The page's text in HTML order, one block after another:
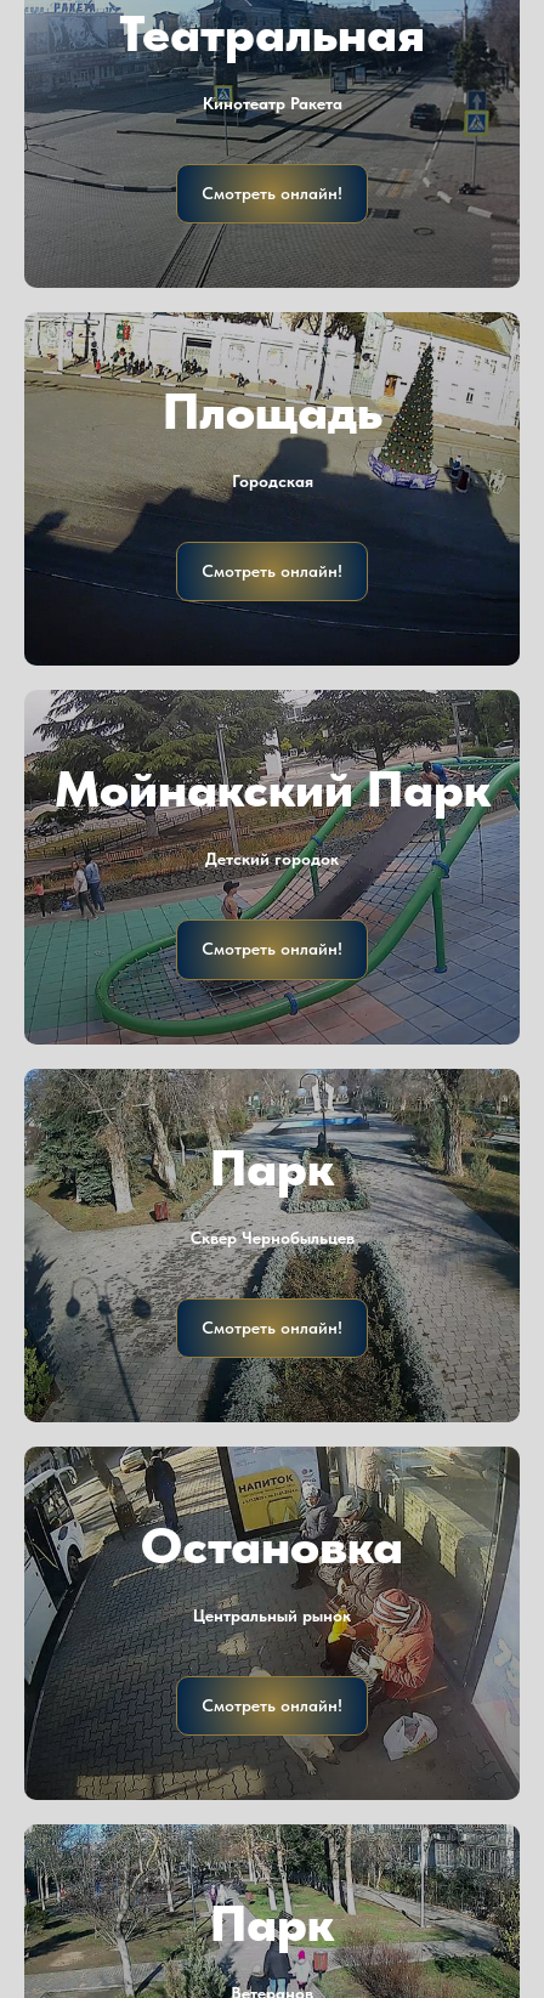
Театральная
Кинотеатр Ракета
Смотреть онлайн!
Площадь
Городская
Смотреть онлайн!
Мойнакский Парк
Детский городок
Смотреть онлайн!
Парк
Сквер Чернобыльцев
Смотреть онлайн!
Остановка
Центральный рынок
Смотреть онлайн!
Парк
Ветеранов